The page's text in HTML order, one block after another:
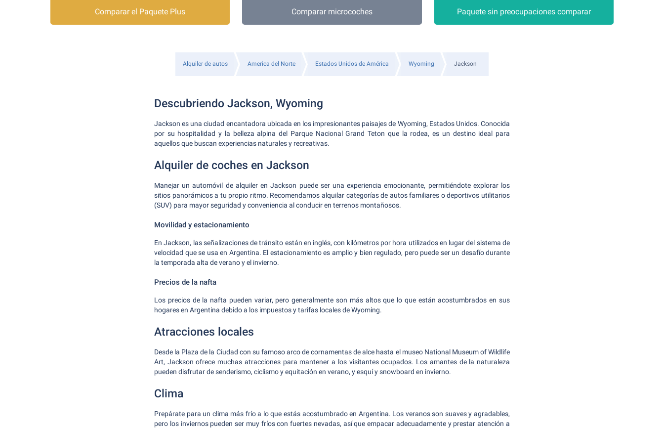
Comparar el Paquete Plus Comparar microcoches Paquete sin preocupaciones comparar
Alquiler de autos America del Norte Estados Unidos de América Wyoming Jackson
Descubriendo Jackson, Wyoming
Jackson es una ciudad encantadora ubicada en los impresionantes paisajes de Wyoming, Estados Unidos. Conocida
por su hospitalidad y la belleza alpina del Parque Nacional Grand Teton que la rodea, es un destino ideal para
aquellos que buscan experiencias naturales y recreativas.
Alquiler de coches en Jackson
Manejar un automóvil de alquiler en Jackson puede ser una experiencia emocionante, permitiéndote explorar los
sitios panorámicos a tu propio ritmo. Recomendamos alquilar categorías de autos familiares o deportivos utilitarios
(SUV) para mayor seguridad y conveniencia al conducir en terrenos montañosos.
Movilidad y estacionamiento
En Jackson, las señalizaciones de tránsito están en inglés, con kilómetros por hora utilizados en lugar del sistema de
velocidad que se usa en Argentina. El estacionamiento es amplio y bien regulado, pero puede ser un desafío durante
la temporada alta de verano y el invierno.
Precios de la nafta
Los precios de la nafta pueden variar, pero generalmente son más altos que lo que están acostumbrados en sus
hogares en Argentina debido a los impuestos y tarifas locales de Wyoming.
Atracciones locales
Desde la Plaza de la Ciudad con su famoso arco de cornamentas de alce hasta el museo National Museum of Wildlife
Art, Jackson ofrece muchas atracciones para mantener a los visitantes ocupados. Los amantes de la naturaleza
pueden disfrutar de senderismo, ciclismo y equitación en verano, y esquí y snowboard en invierno.
Clima
Prepárate para un clima más frío a lo que estás acostumbrado en Argentina. Los veranos son suaves y agradables,
pero los inviernos pueden ser muy fríos con fuertes nevadas, así que empacar adecuadamente y prestar atención a